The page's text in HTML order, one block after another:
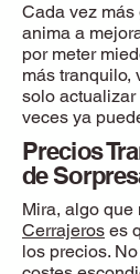
Cada vez más
anima a
por meter
más tranquilo,
solo
veces ya
Precios
de
Mira, algo que
Cerrajeros es
los precios.